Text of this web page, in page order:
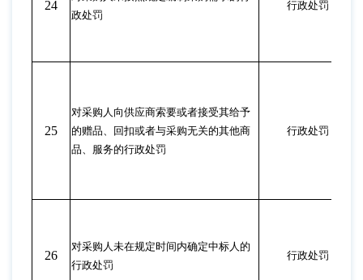
24
政处罚
行政处罚
25
对采购人向供应商索要或者接受其给予
的赠品、回扣或者与采购无关的其他商
品、服务的行政处罚
行政处罚
26
对采购人未在规定时间内确定中标人的
行政处罚
行政处罚